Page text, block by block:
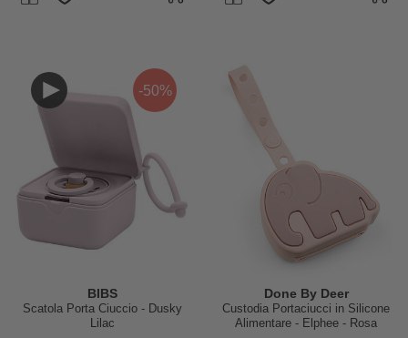
-50%
BIBS
Scatola Porta Ciuccio - Dusky
Lilac
Done By Deer
Custodia Portaciucci in Silicone
Alimentare - Elphee - Rosa